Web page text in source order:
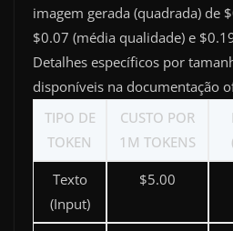
imagem gerada (quadrada) de
$0.07 (média qualidade) e
Detalhes específicos por
disponíveis na documentação
TIPO DE
TOKEN
CUSTO POR
1M TOKENS
Texto
(Input)
$5.00